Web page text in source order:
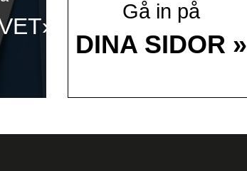
Gå in på
DINA SIDOR »